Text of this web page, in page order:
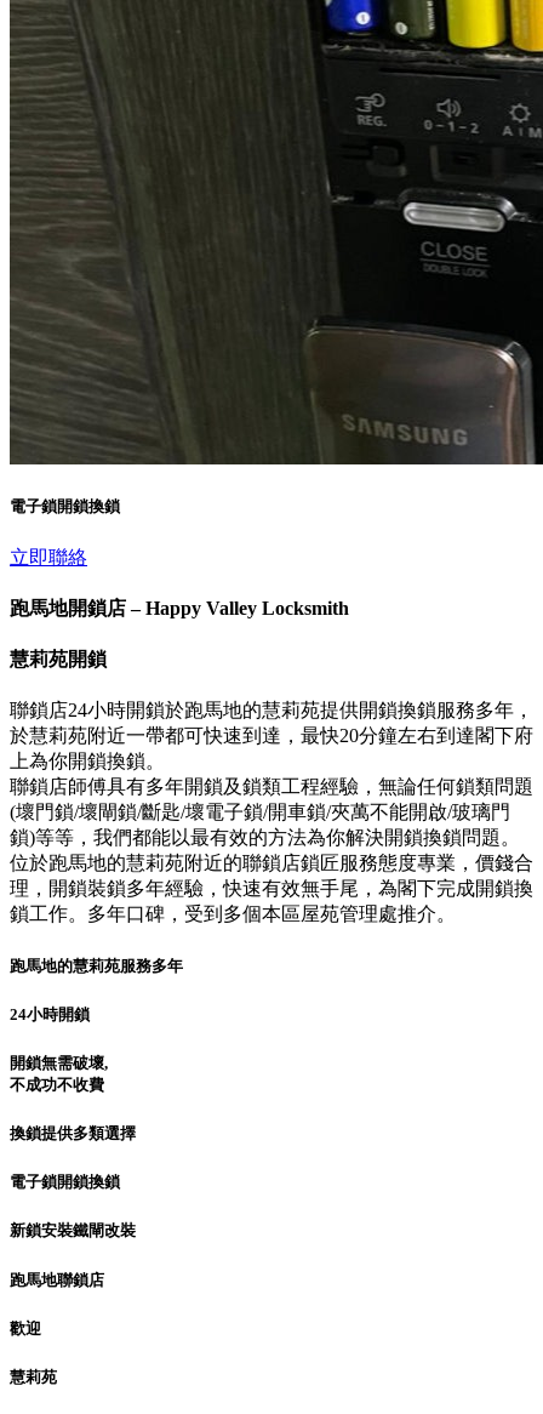
電子鎖開鎖換鎖
立即聯絡
跑馬地開鎖店 – Happy Valley Locksmith
慧莉苑開鎖
聯鎖店24小時開鎖於跑馬地的慧莉苑提供開鎖換鎖服務多年，
於慧莉苑附近一帶都可快速到達，最快20分鐘左右到達閣下府
上為你開鎖換鎖。
聯鎖店師傅具有多年開鎖及鎖類工程經驗，無論任何鎖類問題
(壞門鎖/壞閘鎖/斷匙/壞電子鎖/開車鎖/夾萬不能開啟/玻璃門
鎖)等等，我們都能以最有效的方法為你解決開鎖換鎖問題。
位於跑馬地的慧莉苑附近的聯鎖店鎖匠服務態度專業，價錢合
理，開鎖裝鎖多年經驗，快速有效無手尾，為閣下完成開鎖換
鎖工作。多年口碑，受到多個本區屋苑管理處推介。
跑馬地的慧莉苑服務多年
24小時開鎖
開鎖無需破壞,
不成功不收費
換鎖提供多類選擇
電子鎖開鎖換鎖
新鎖安裝鐵閘改裝
跑馬地聯鎖店
歡迎
慧莉苑